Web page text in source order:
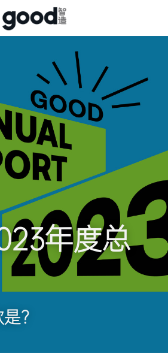
341
提供技术支持
年度总
？